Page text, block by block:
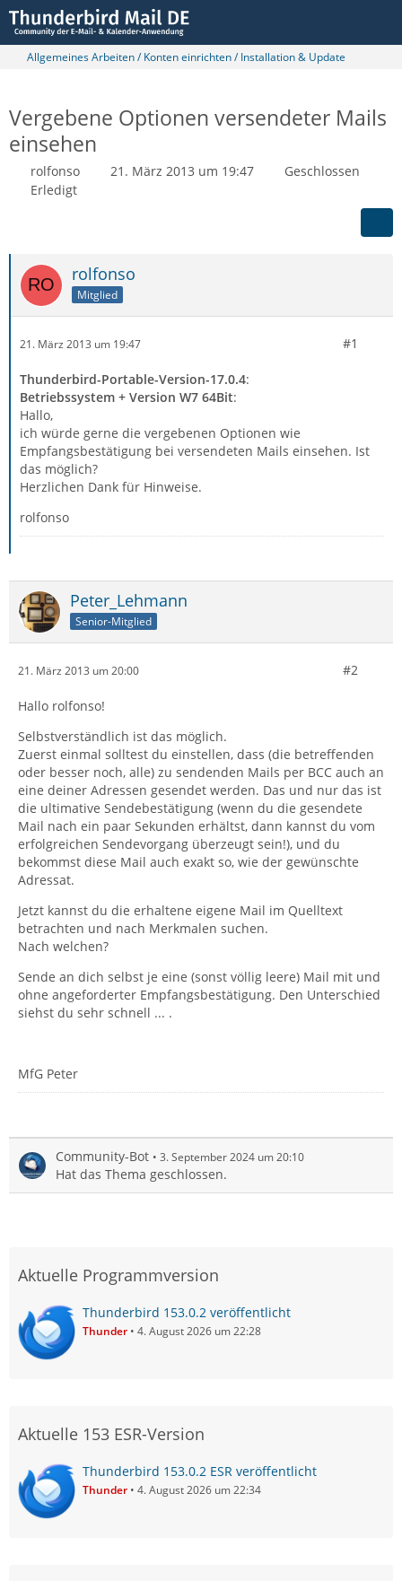
Allgemeines Arbeiten / Konten einrichten / Installation & Update
Vergebene Optionen versendeter Mails
einsehen
rolfonso 21. März 2013 um 19:47
Geschlossen
Erledigt
rolfonso
Mitglied
21. März 2013 um 19:47 #1
Thunderbird-Portable-Version-17.0.4:
Betriebssystem + Version W7 64Bit:
Hallo,
ich würde gerne die vergebenen Optionen wie
Empfangsbestätigung bei versendeten Mails einsehen. Ist
das möglich?
Herzlichen Dank für Hinweise.
rolfonso
Peter_Lehmann
Senior-Mitglied
21. März 2013 um 20:00 #2
Hallo rolfonso!
Selbstverständlich ist das möglich.
Zuerst einmal solltest du einstellen, dass (die betreffenden
oder besser noch, alle) zu sendenden Mails per BCC auch an
eine deiner Adressen gesendet werden. Das und nur das ist
die ultimative Sendebestätigung (wenn du die gesendete
Mail nach ein paar Sekunden erhältst, dann kannst du vom
erfolgreichen Sendevorgang überzeugt sein!), und du
bekommst diese Mail auch exakt so, wie der gewünschte
Adressat.
Jetzt kannst du die erhaltene eigene Mail im Quelltext
betrachten und nach Merkmalen suchen.
Nach welchen?
Sende an dich selbst je eine (sonst völlig leere) Mail mit und
ohne angeforderter Empfangsbestätigung. Den Unterschied
siehst du sehr schnell ... .
MfG Peter
Community-Bot 3. September 2024 um 20:10
Hat das Thema geschlossen.
Aktuelle Programmversion
Thunderbird 153.0.2 veröffentlicht
Thunder 4. August 2026 um 22:28
Aktuelle 153 ESR-Version
Thunderbird 153.0.2 ESR veröffentlicht
Thunder 4. August 2026 um 22:34